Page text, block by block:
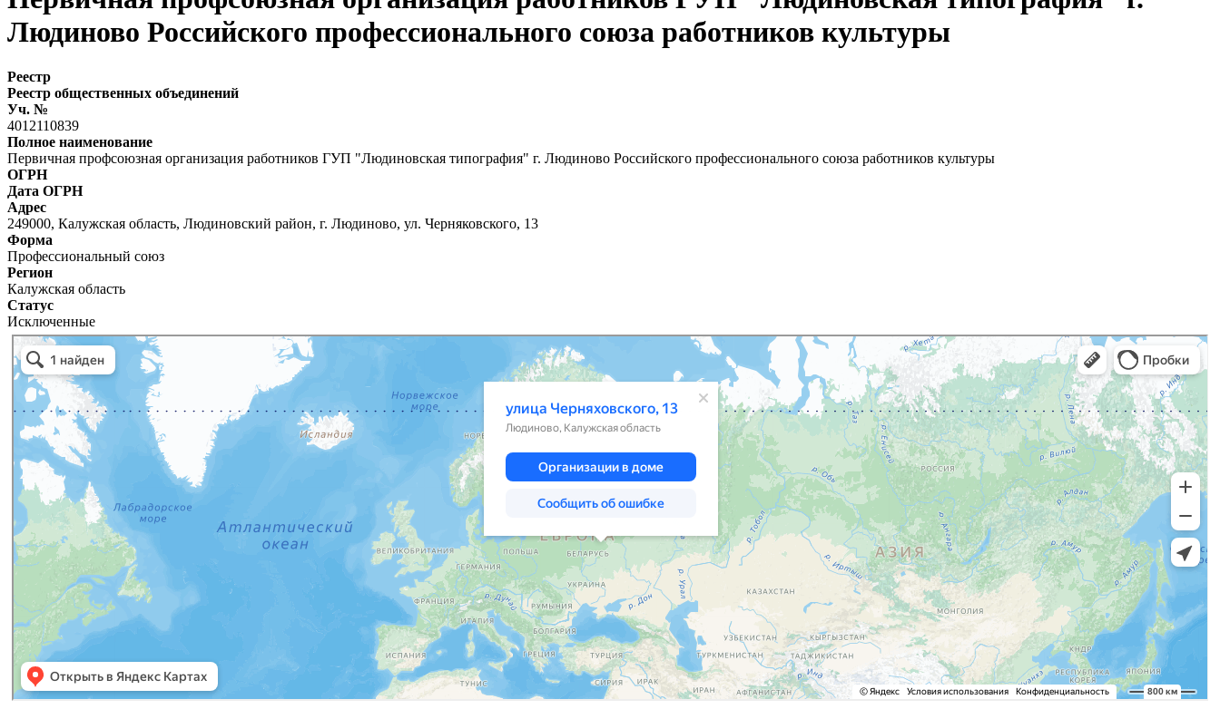
Людиново Российского профессионального союза работников культуры
Реестр
Реестр общественных объединений
Уч. №
4012110839
Полное наименование
Первичная профсоюзная организация работников ГУП "Людиновская типография" г. Людиново Российского профессионального союза работников культуры
ОГРН
Дата ОГРН
Адрес
249000, Калужская область, Людиновский район, г. Людиново, ул. Черняковского, 13
Форма
Профессиональный союз
Регион
Калужская область
Статус
Исключенные